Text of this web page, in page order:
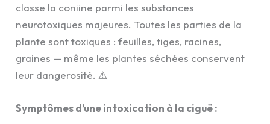
classe la coniine parmi les substances
neurotoxiques majeures. Toutes les parties de la
plante sont toxiques : feuilles, tiges, racines,
graines — même les plantes séchées conservent
leur dangerosité. ⚠️
Symptômes d’une intoxication à la ciguë :